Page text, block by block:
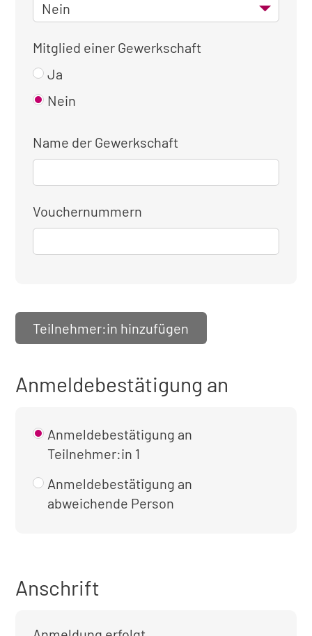
Mitglied einer Gewerkschaft
Ja
Nein
Name der Gewerkschaft
Vouchernummern
Teilnehmer:in hinzufügen
Anmeldebestätigung an
Anmeldebestätigung an
Teilnehmer:in 1
Anmeldebestätigung an
abweichende Person
Anschrift